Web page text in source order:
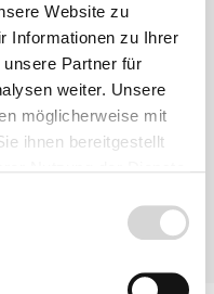
Website zu
Informationen zu Ihrer
Partner für
weiter. Unsere
möglicherweise mit
ihnen bereitgestellt